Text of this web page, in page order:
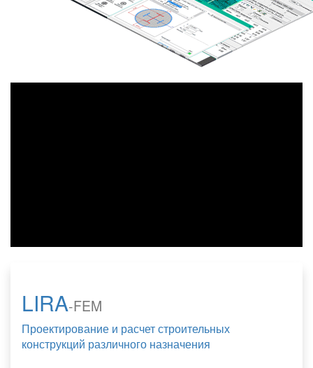
LIRA-FEM
Проектирование и расчет строительных
конструкций различного назначения